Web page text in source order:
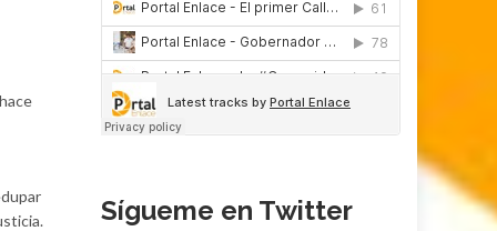
Sígueme en Twitter